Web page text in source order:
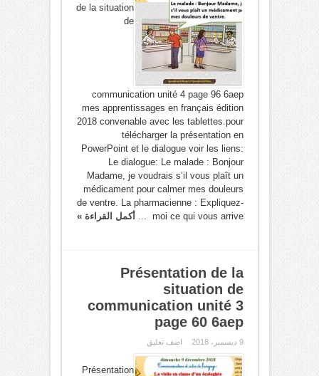
de la situation
de
communication unité 4 page 96 6aep
mes apprentissages en français édition
2018 convenable avec les tablettes.pour
télécharger la présentation en
PowerPoint et le dialogue voir les liens:
Le dialogue: Le malade : Bonjour
Madame, je voudrais s’il vous plaît un
médicament pour calmer mes douleurs
de ventre. La pharmacienne : Expliquez-
moi ce qui vous arrive ...
أكمل القراءة »
Présentation de la
situation de
communication unité 3
page 60 6aep
9 ديسمبر، 2018 اضف تعليق
Présentation